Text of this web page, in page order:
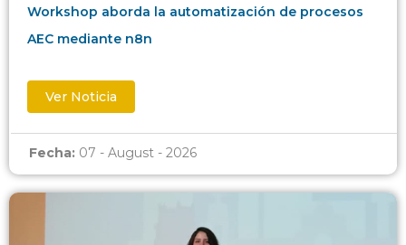
Workshop aborda la automatización de procesos
AEC mediante n8n
Ver Noticia
Fecha: 07 - August - 2026